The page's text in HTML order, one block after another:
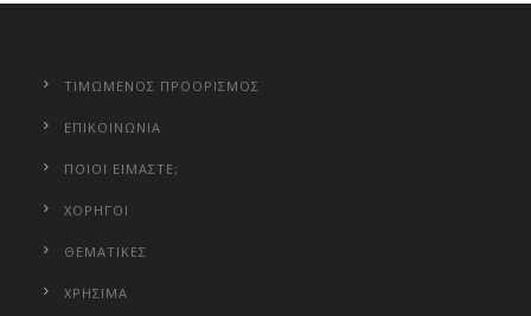
ΤΙΜΩΜΕΝΟΣ ΠΡΟΟΡΙΣΜΟΣ
ΕΠΙΚΟΙΝΩΝΙΑ
ΠΟΙΟΙ ΕΙΜΑΣΤΕ;
ΧΟΡΗΓΟΙ
ΘΕΜΑΤΙΚΕΣ
ΧΡΗΣΙΜΑ